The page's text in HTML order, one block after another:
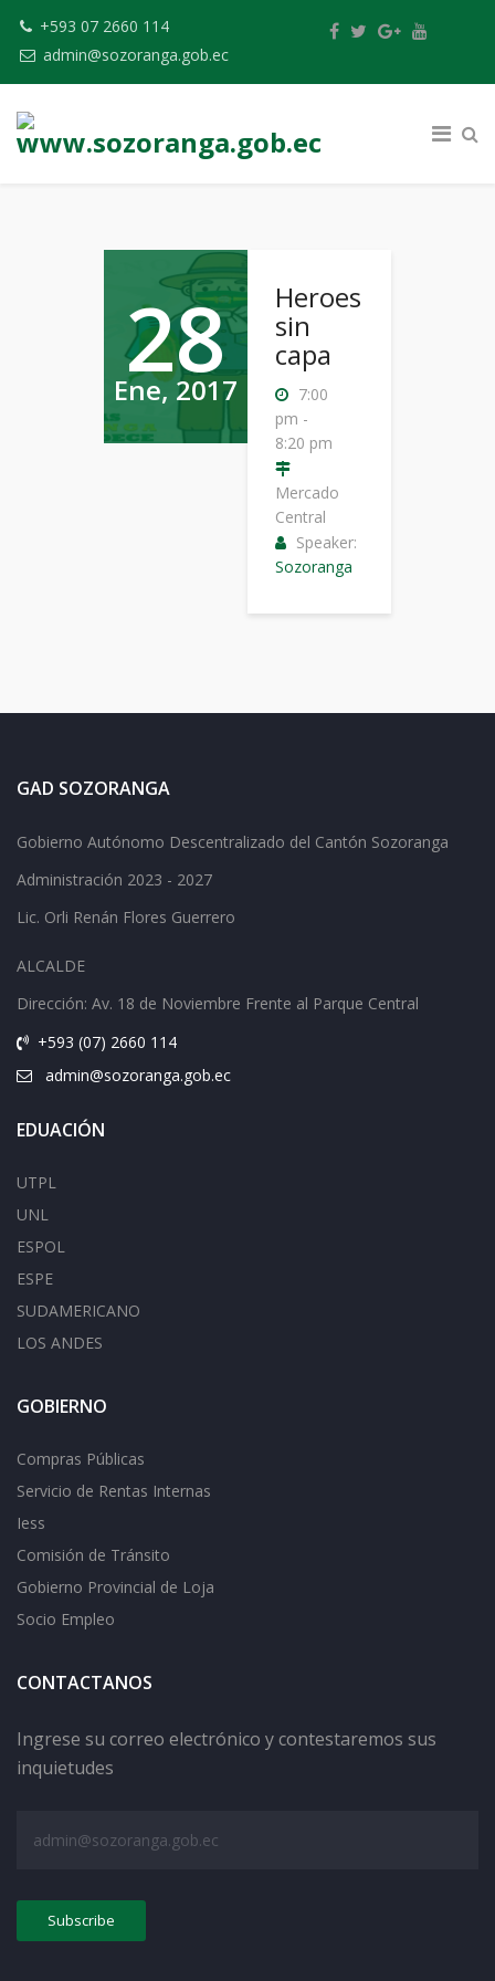
+593 07 2660 114
admin@sozoranga.gob.ec
28
Ene, 2017
Heroes
sin
capa
7:00
pm -
8:20 pm
Mercado
Central
Speaker:
Sozoranga
GAD SOZORANGA
Gobierno Autónomo Descentralizado del Cantón Sozoranga
Administración 2023 - 2027
Lic. Orli Renán Flores Guerrero
ALCALDE
Dirección: Av. 18 de Noviembre Frente al Parque Central
+593 (07) 2660 114
admin@sozoranga.gob.ec
EDUACIÓN
UTPL
UNL
ESPOL
ESPE
SUDAMERICANO
LOS ANDES
GOBIERNO
Compras Públicas
Servicio de Rentas Internas
Iess
Comisión de Tránsito
Gobierno Provincial de Loja
Socio Empleo
CONTACTANOS
Ingrese su correo electrónico y contestaremos sus
inquietudes